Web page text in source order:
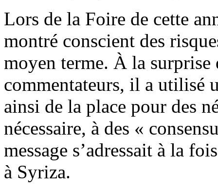
Lors de la Foire de cette
montré conscient des
moyen terme. À la surprise
commentateurs, il a utilisé
ainsi de la place pour des
nécessaire, à des «
message s’adressait à la
à Syriza.